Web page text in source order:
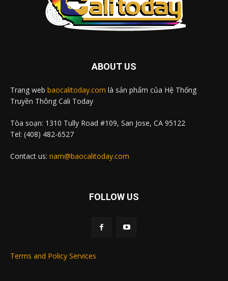
ABOUT US
Trang web baocalitoday.com là sản phẩm của Hệ Thống
Truyền Thông Cali Today
Tòa soạn: 1310 Tully Road #109, San Jose, CA 95122
Tel: (408) 482-6527
Contact us: nam@baocalitoday.com
FOLLOW US
Terms and Policy Services